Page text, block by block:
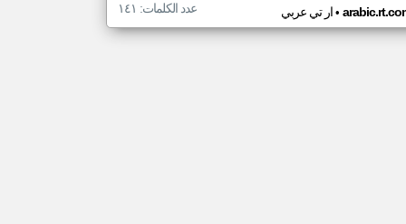
ار تي عربي• عدد الكلمات: ١٤١